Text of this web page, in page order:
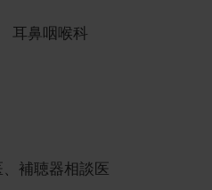
耳鼻咽喉科
補聴器相談医